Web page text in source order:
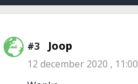
#3 Joop
12 december 2020 , 11:00